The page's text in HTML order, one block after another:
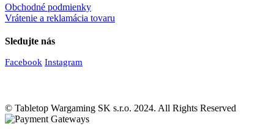
Obchodné podmienky
Vrátenie a reklamácia tovaru
Sledujte nás
Facebook Instagram
© Tabletop Wargaming SK s.r.o. 2024. All Rights Reserved